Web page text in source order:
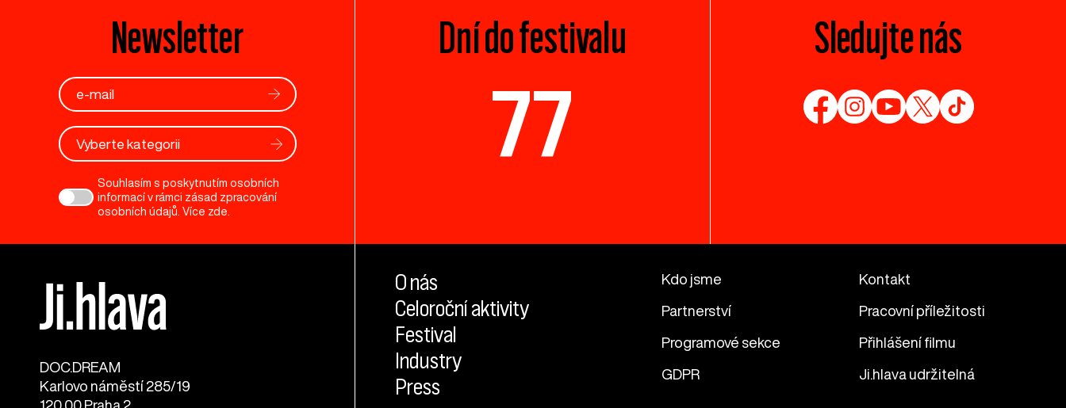
Newsletter
Vyberte kategorii
Souhlasím s poskytnutím osobních
informací v rámci zásad zpracování
osobních údajů. Více zde.
Dní do festivalu
77
Sledujte nás
DOC.DREAM​
Karlovo náměstí 285/19
120 00 Praha 2
O nás
Celoroční aktivity
Festival
Industry
Press
Kdo jsme Kontakt
Partnerství Pracovní příležitosti
Programové sekce Přihlášení filmu
GDPR Ji.hlava udržitelná